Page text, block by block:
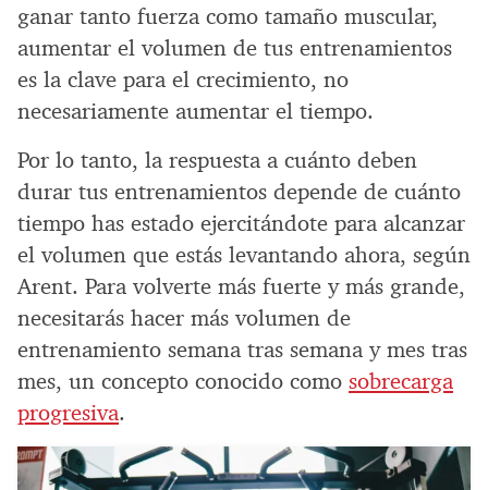
ganar tanto fuerza como tamaño muscular,
aumentar el volumen de tus entrenamientos
es la clave para el crecimiento, no
necesariamente aumentar el tiempo.
Por lo tanto, la respuesta a cuánto deben
durar tus entrenamientos depende de cuánto
tiempo has estado ejercitándote para alcanzar
el volumen que estás levantando ahora, según
Arent. Para volverte más fuerte y más grande,
necesitarás hacer más volumen de
entrenamiento semana tras semana y mes tras
mes, un concepto conocido como sobrecarga
progresiva.